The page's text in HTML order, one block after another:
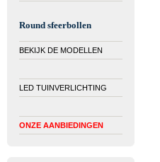
Round sfeerbollen
BEKIJK DE MODELLEN
LED TUINVERLICHTING
ONZE AANBIEDINGEN